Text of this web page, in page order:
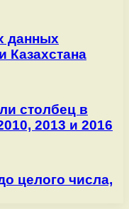
данных
Казахстана
столбец в
2013 и 2016
целого числа,